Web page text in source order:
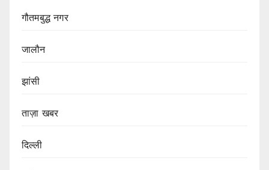
गौतमबुद्ध नगर
जालौन
झांसी
ताज़ा खबर
दिल्ली